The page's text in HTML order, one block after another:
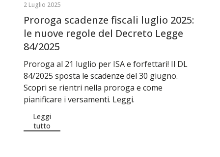
2 Luglio 2025
Proroga scadenze fiscali luglio 2025:
le nuove regole del Decreto Legge
84/2025
Proroga al 21 luglio per ISA e forfettari! Il DL
84/2025 sposta le scadenze del 30 giugno.
Scopri se rientri nella proroga e come
pianificare i versamenti. Leggi.
Leggi
tutto